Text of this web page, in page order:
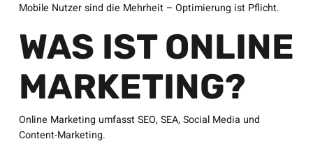
Mobile Nutzer sind die Mehrheit – Optimierung ist Pflicht.
WAS IST ONLINE
MARKETING?
Online Marketing umfasst SEO, SEA, Social Media und
Content-Marketing.